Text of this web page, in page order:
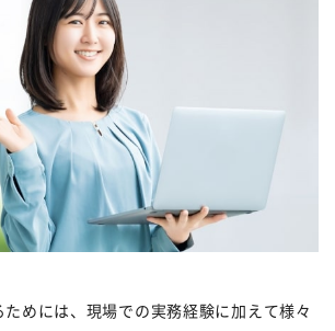
ためには、現場での実務経験に加えて様々